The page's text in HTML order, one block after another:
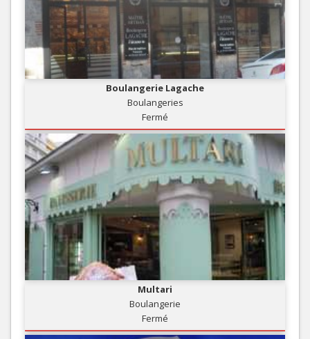
Boulangerie Lagache
Boulangeries
Fermé
Multari
Boulangerie
Fermé